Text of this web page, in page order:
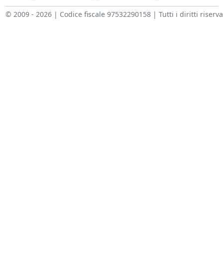
© 2009 - 2026 | Codice fiscale 97532290158 | Tutti i diritti